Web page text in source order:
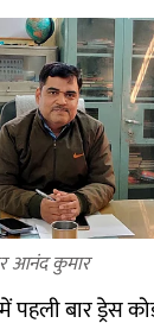
आनंद कुमार
बार ड्रेस